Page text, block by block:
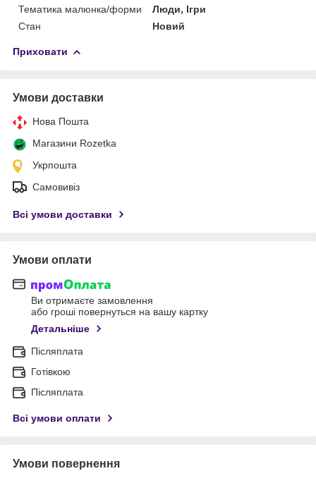
Тематика малюнка/форми
Люди, Ігри
Стан
Новий
Приховати
Умови доставки
Нова Пошта
Магазини Rozetka
Укрпошта
Самовивіз
Всі умови доставки
Умови оплати
Ви отримаєте замовлення
або гроші повернуться на вашу картку
Детальніше
Післяплата
Готівкою
Післяплата
Всі умови оплати
Умови повернення